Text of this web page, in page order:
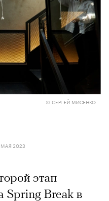
© СЕРГЕЙ МИСЕНКО
МАЯ 2023
этап
Spring Break в